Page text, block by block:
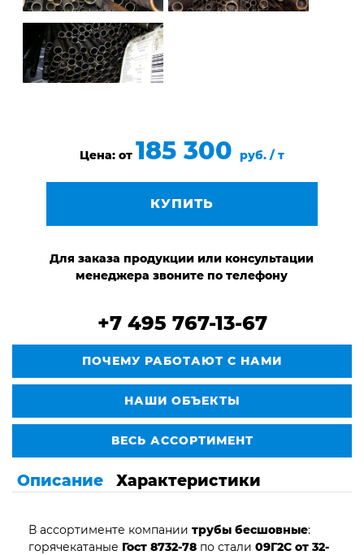
Цена: от 185 300 руб. / т
КУПИТЬ
Для заказа продукции или консультации
менеджера звоните по телефону
+7 495 767-13-67
ПОЧЕМУ РАБОТАЮТ С НАМИ
НАШИ ОБЪЕКТЫ
ВЕСЬ АССОРТИМЕНТ
Описание Характеристики
В ассортименте компании трубы бесшовные:
горячекатаные Гост 8732-78 по стали 09Г2С от 32-